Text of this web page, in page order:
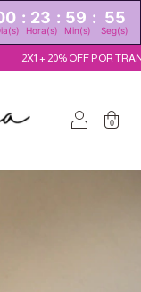
: 23 : 59 : 54
Hora(s) Min(s) Seg(s)
OFF POR
0